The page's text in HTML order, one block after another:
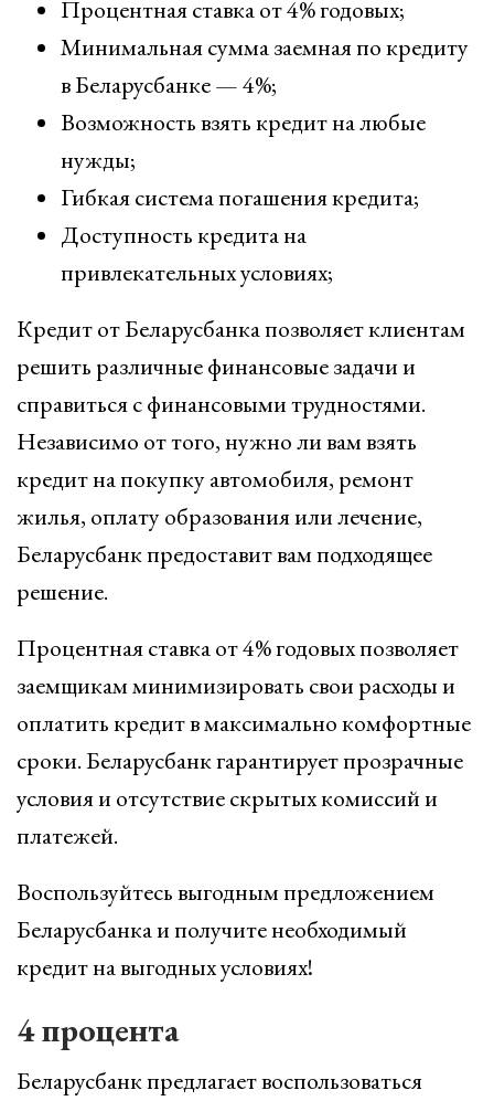
Процентная ставка от 4% годовых;
Минимальная сумма заемная по кредиту
в Беларусбанке — 4%;
Возможность взять кредит на любые
нужды;
Гибкая система погашения кредита;
Доступность кредита на
привлекательных условиях;
Кредит от Беларусбанка позволяет клиентам
решить различные финансовые задачи и
справиться с финансовыми трудностями.
Независимо от того, нужно ли вам взять
кредит на покупку автомобиля, ремонт
жилья, оплату образования или лечение,
Беларусбанк предоставит вам подходящее
решение.
Процентная ставка от 4% годовых позволяет
заемщикам минимизировать свои расходы и
оплатить кредит в максимально комфортные
сроки. Беларусбанк гарантирует прозрачные
условия и отсутствие скрытых комиссий и
платежей.
Воспользуйтесь выгодным предложением
Беларусбанка и получите необходимый
кредит на выгодных условиях!
4 процента
Беларусбанк предлагает воспользоваться